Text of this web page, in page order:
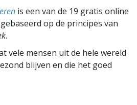
is een van de 19 gratis online
op de principes van
.
vele mensen uit de hele wereld
blijven en die het goed